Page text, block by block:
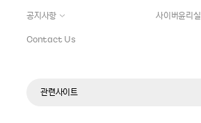
공지사항
사이버윤리실
Contact Us
관련사이트